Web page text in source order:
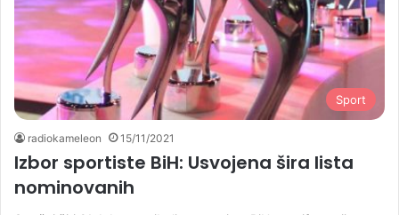
Sport
radiokameleon 15/11/2021
Izbor sportiste BiH: Usvojena šira lista
nominovanih